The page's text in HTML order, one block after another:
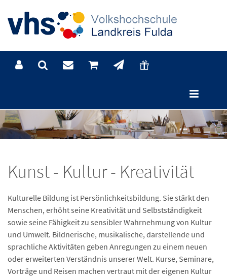
Kunst - Kultur - Kreativität
Kulturelle Bildung ist Persönlichkeitsbildung. Sie stärkt den
Menschen, erhöht seine Kreativität und Selbstständigkeit
sowie seine Fähigkeit zu sensibler Wahrnehmung von Kultur
und Umwelt. Bildnerische, musikalische, darstellende und
sprachliche Aktivitäten geben Anregungen zu einem neuen
oder erweiterten Verständnis unserer Welt. Kurse, Seminare,
Vorträge und Reisen machen vertraut mit der eigenen Kultur